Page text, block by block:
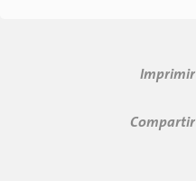
Imprimir
Compartir